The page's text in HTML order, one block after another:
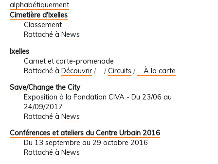
alphabétiquement
Cimetière d'Ixelles
Classement
Rattaché à News
Ixelles
Carnet et carte-promenade
Rattaché à Découvrir /… /Circuits /... À la carte
Save/Change the City
Exposition à la Fondation CIVA - Du 23/06 au
24/09/2017
Rattaché à News
Conférences et ateliers du Centre Urbain 2016
Du 13 septembre au 29 octobre 2016
Rattaché à News